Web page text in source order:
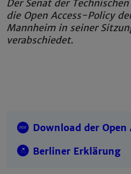
Der Senat der
die Open Access-Policy
Mannheim in seiner
verabschiedet.
Download der Open
Berliner Erklärung